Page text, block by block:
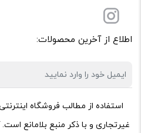
اطلاع از آخرین محصولات:
استفاده از مطالب فروشگاه
غیرتجاری و با ذکر منبع بلامانع